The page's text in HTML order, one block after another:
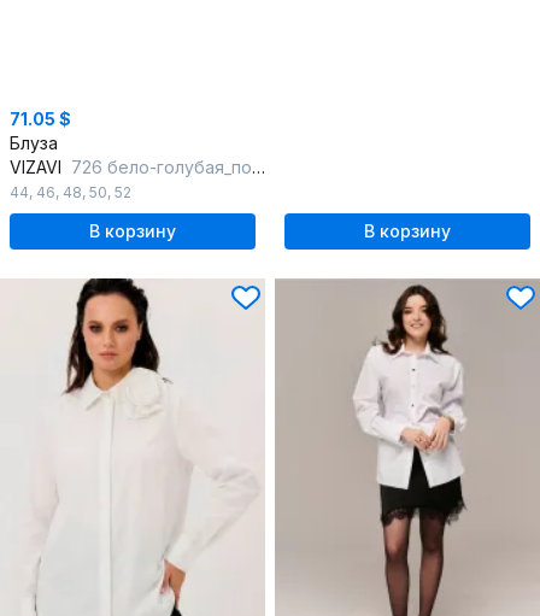
71.05 $
Блуза
VIZAVI 726 бело-голубая_полоска
44, 46, 48, 50, 52
В корзину В корзину